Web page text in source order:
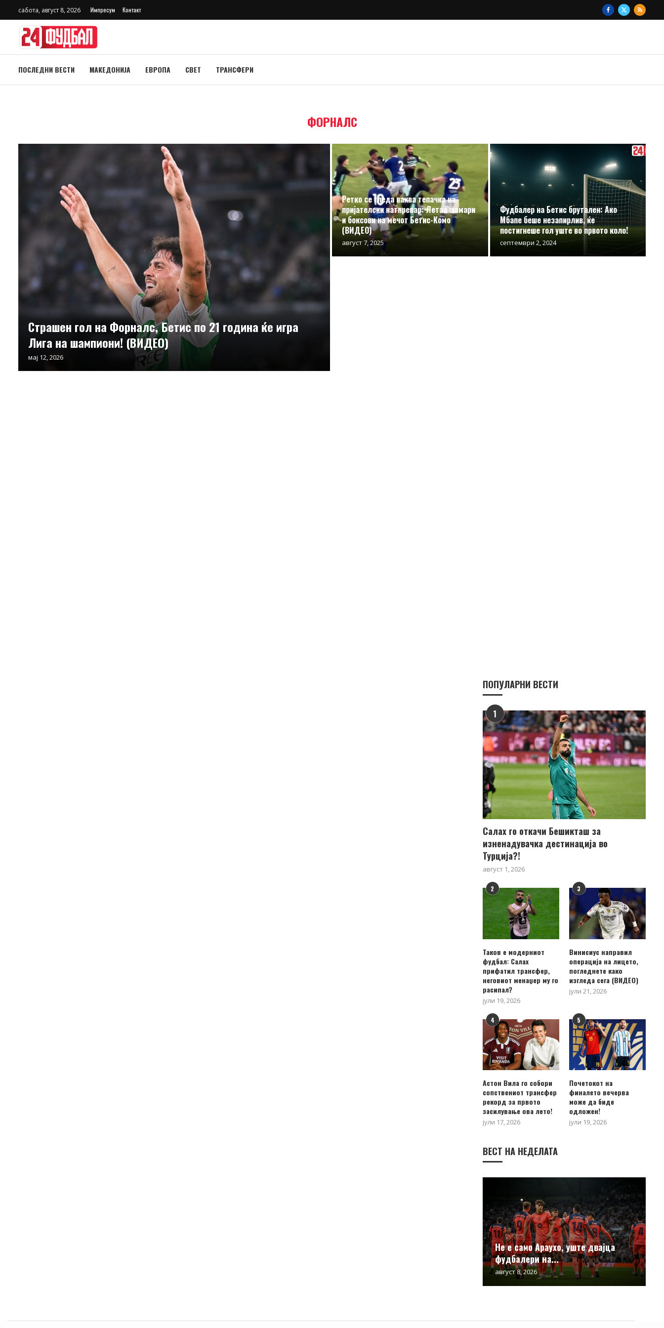
сабота, август 8, 2026 Импресум Контакт
ПОСЛЕДНИ ВЕСТИ МАКЕДОНИЈА ЕВРОПА СВЕТ ТРАНСФЕРИ
ФОРНАЛС
Страшен гол на Форналс, Бетис по 21 година ќе игра
Лига на шампиони! (ВИДЕО)
мај 12, 2026
Ретко се гледа ваква тепачка на
пријателски натпревар: Летаа шамари
и боксови на мечот Бетис-Комо
(ВИДЕО)
август 7, 2025
Фудбалер на Бетис брутален: Ако
Мбапе беше незапирлив, ќе
постигнеше гол уште во првото коло!
септември 2, 2024
ПОПУЛАРНИ ВЕСТИ
1
Салах го откачи Бешикташ за
изненадувачка дестинација во
Турција?!
август 1, 2026
2
Таков е модерниот
фудбал: Салах
прифатил трансфер,
неговиот менаџер му го
расипал?
јули 19, 2026
3
Винисиус направил
операција на лицето,
погледнете како
изгледа сега (ВИДЕО)
јули 21, 2026
4
Астон Вила го собори
сопствениот трансфер
рекорд за првото
засилување ова лето!
јули 17, 2026
5
Почетокот на
финалето вечерва
може да биде
одложен!
јули 19, 2026
ВЕСТ НА НЕДЕЛАТА
Не е само Араухо, уште двајца
фудбалери на...
август 8, 2026